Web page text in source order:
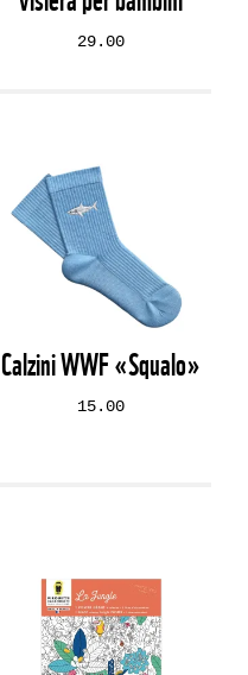
29.00
Calzini WWF «Squalo»
15.00